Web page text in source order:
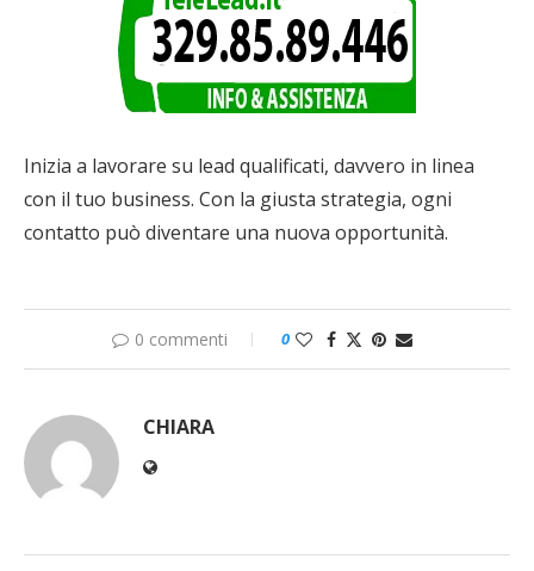
Inizia a lavorare su lead qualificati, davvero in linea
con il tuo business. Con la giusta strategia, ogni
contatto può diventare una nuova opportunità.
0 commenti 0
CHIARA